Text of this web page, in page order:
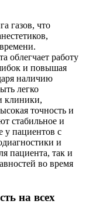
газов, что
облегчает работу
и повышая
наличию
легко
клиники,
точность и
стабильное и
у пациентов с
и
пациента, так и
во время
на всех